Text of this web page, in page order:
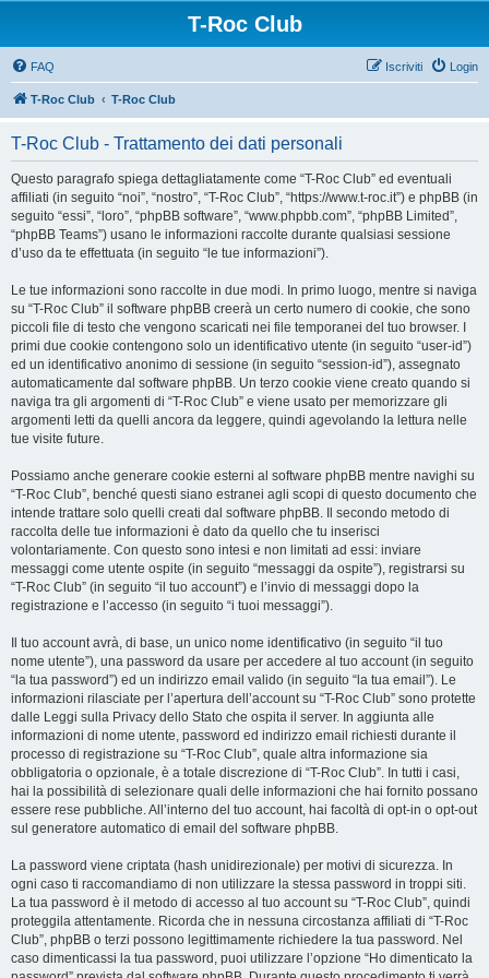
T-Roc Club
FAQ Login
Iscriviti
T-Roc Club T-Roc Club
T-Roc Club - Trattamento dei dati personali
Questo paragrafo spiega dettagliatamente come “T-Roc Club” ed eventuali
affiliati (in seguito “noi”, “nostro”, “T-Roc Club”, “https://www.t-roc.it”) e phpBB (in
seguito “essi”, “loro”, “phpBB software”, “www.phpbb.com”, “phpBB Limited”,
“phpBB Teams”) usano le informazioni raccolte durante qualsiasi sessione
d’uso da te effettuata (in seguito “le tue informazioni”).
Le tue informazioni sono raccolte in due modi. In primo luogo, mentre si naviga
su “T-Roc Club” il software phpBB creerà un certo numero di cookie, che sono
piccoli file di testo che vengono scaricati nei file temporanei del tuo browser. I
primi due cookie contengono solo un identificativo utente (in seguito “user-id”)
ed un identificativo anonimo di sessione (in seguito “session-id”), assegnato
automaticamente dal software phpBB. Un terzo cookie viene creato quando si
naviga tra gli argomenti di “T-Roc Club” e viene usato per memorizzare gli
argomenti letti da quelli ancora da leggere, quindi agevolando la lettura nelle
tue visite future.
Possiamo anche generare cookie esterni al software phpBB mentre navighi su
“T-Roc Club”, benché questi siano estranei agli scopi di questo documento che
intende trattare solo quelli creati dal software phpBB. Il secondo metodo di
raccolta delle tue informazioni è dato da quello che tu inserisci
volontariamente. Con questo sono intesi e non limitati ad essi: inviare
messaggi come utente ospite (in seguito “messaggi da ospite”), registrarsi su
“T-Roc Club” (in seguito “il tuo account”) e l’invio di messaggi dopo la
registrazione e l’accesso (in seguito “i tuoi messaggi”).
Il tuo account avrà, di base, un unico nome identificativo (in seguito “il tuo
nome utente”), una password da usare per accedere al tuo account (in seguito
“la tua password”) ed un indirizzo email valido (in seguito “la tua email”). Le
informazioni rilasciate per l’apertura dell’account su “T-Roc Club” sono protette
dalle Leggi sulla Privacy dello Stato che ospita il server. In aggiunta alle
informazioni di nome utente, password ed indirizzo email richiesti durante il
processo di registrazione su “T-Roc Club”, quale altra informazione sia
obbligatoria o opzionale, è a totale discrezione di “T-Roc Club”. In tutti i casi,
hai la possibilità di selezionare quali delle informazioni che hai fornito possano
essere rese pubbliche. All’interno del tuo account, hai facoltà di opt-in o opt-out
sul generatore automatico di email del software phpBB.
La password viene criptata (hash unidirezionale) per motivi di sicurezza. In
ogni caso ti raccomandiamo di non utilizzare la stessa password in troppi siti.
La tua password è il metodo di accesso al tuo account su “T-Roc Club”, quindi
proteggila attentamente. Ricorda che in nessuna circostanza affiliati di “T-Roc
Club”, phpBB o terzi possono legittimamente richiedere la tua password. Nel
caso dimenticassi la tua password, puoi utilizzare l’opzione “Ho dimenticato la